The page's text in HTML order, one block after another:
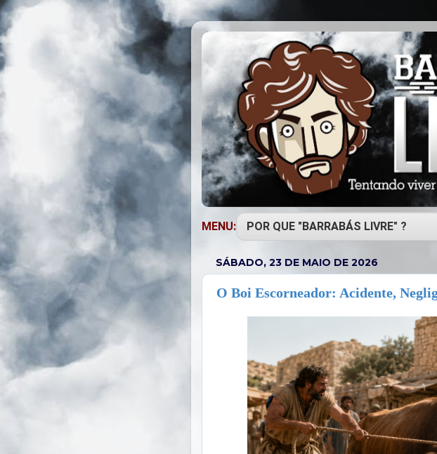
MENU:
SÁBADO, 23 DE MAIO DE 2026
O Boi Escorneador: Acidente,